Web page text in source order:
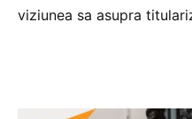
viziunea sa asupra